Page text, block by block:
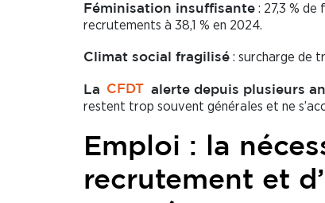
Féminisation insuffisante : 27,3 %
recrutements à 38,1 % en 2024.
Climat social fragilisé : surcharge de
La CFDT alerte depuis plusieurs
restent trop souvent générales et ne
Emploi : la
recrutement et